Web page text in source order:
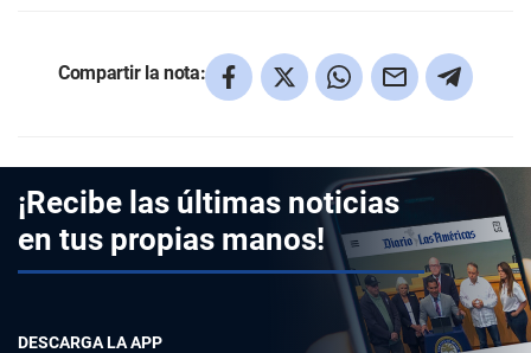
Compartir la nota:
¡Recibe las últimas noticias
en tus propias manos!
DESCARGA LA APP